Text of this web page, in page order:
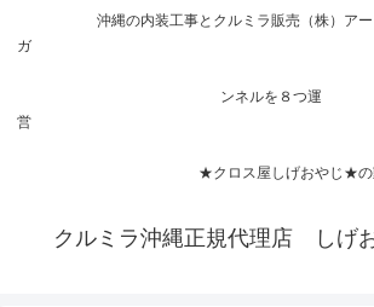
沖縄の内装工事とクルミラ販売（株）ア
YouTube
ンネルを８つ運
★クロス屋しげおやじ★の動画
クルミラ沖縄正規代理店 しげ